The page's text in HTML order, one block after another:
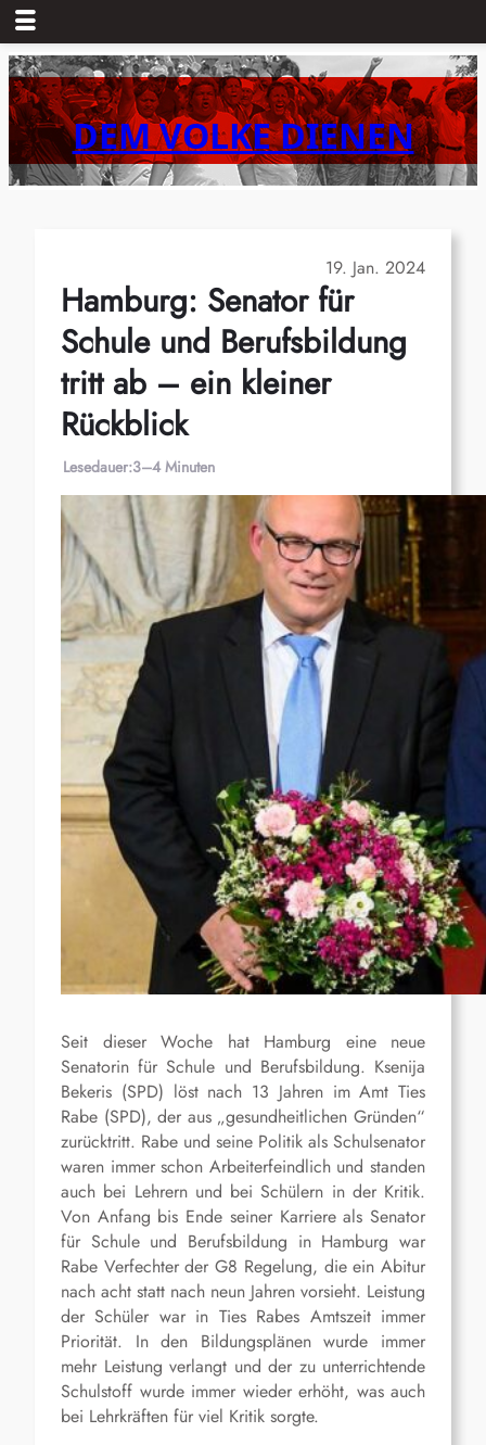
Zum
Inhalt
springenDEM VOLKE DIENEN
19. Jan. 2024
Hamburg: Senator für
Schule und Berufsbildung
tritt ab – ein kleiner
Rückblick
Lesedauer:3–4 Minuten
Seit dieser Woche hat Hamburg eine neue
Senatorin für Schule und Berufsbildung. Ksenija
Bekeris (SPD) löst nach 13 Jahren im Amt Ties
Rabe (SPD), der aus „gesundheitlichen Gründen“
zurücktritt. Rabe und seine Politik als Schulsenator
waren immer schon Arbeiterfeindlich und standen
auch bei Lehrern und bei Schülern in der Kritik.
Von Anfang bis Ende seiner Karriere als Senator
für Schule und Berufsbildung in Hamburg war
Rabe Verfechter der G8 Regelung, die ein Abitur
nach acht statt nach neun Jahren vorsieht. Leistung
der Schüler war in Ties Rabes Amtszeit immer
Priorität. In den Bildungsplänen wurde immer
mehr Leistung verlangt und der zu unterrichtende
Schulstoff wurde immer wieder erhöht, was auch
bei Lehrkräften für viel Kritik sorgte.